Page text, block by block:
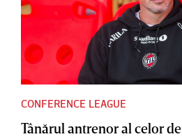
CONFERENCE LEAGUE
Tânărul antrenor al celor